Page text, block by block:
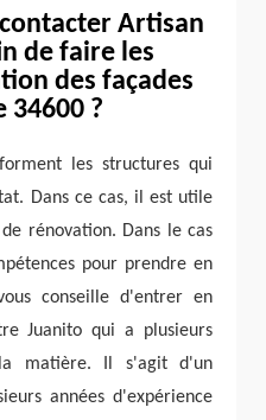
Artisan
de faire les
des façades
34600 ?
les structures qui
Dans ce cas, il est utile
rénovation. Dans le cas
pour prendre en
conseille d'entrer en
Juanito qui a plusieurs
matière. Il s'agit d'un
années d'expérience